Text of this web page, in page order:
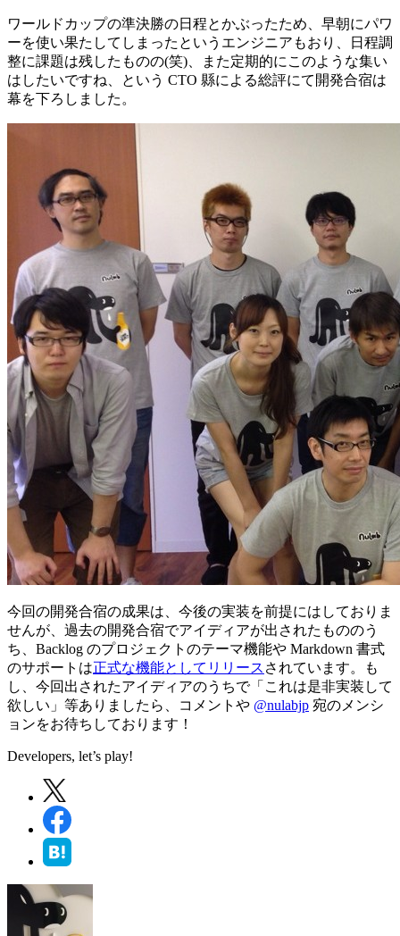
ワールドカップの準決勝の日程とかぶったため、早朝にパワ
ーを使い果たしてしまったというエンジニアもおり、日程調
整に課題は残したものの(笑)、また定期的にこのような集い
はしたいですね、という CTO 縣による総評にて開発合宿は
幕を下ろしました。
今回の開発合宿の成果は、今後の実装を前提にはしておりま
せんが、過去の開発合宿でアイディアが出されたもののう
ち、Backlog のプロジェクトのテーマ機能や Markdown 書式
のサポートは正式な機能としてリリース されています。も
し、今回出されたアイディアのうちで「これは是非実装して
欲しい」等ありましたら、コメントや @nulabjp 宛のメンシ
ョンをお待ちしております！
Developers, let’s play!